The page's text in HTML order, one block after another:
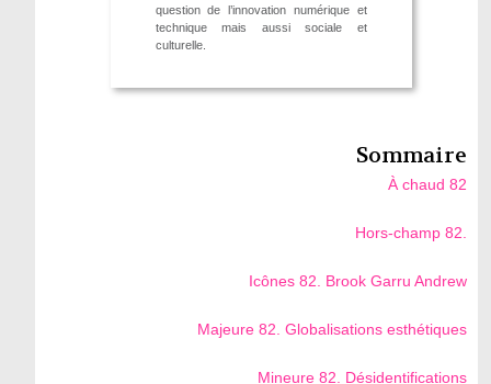
question de l’innovation numérique et
technique mais aussi sociale et
culturelle.
Sommaire
À chaud 82
Hors-champ 82.
Icônes 82. Brook Garru Andrew
Majeure 82. Globalisations esthétiques
Mineure 82. Désidentifications